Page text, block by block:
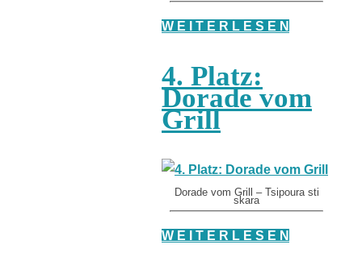
W E I T E R L E S E N
4. Platz:
Dorade vom
Grill
Dorade vom Grill – Tsipoura sti
skara
W E I T E R L E S E N